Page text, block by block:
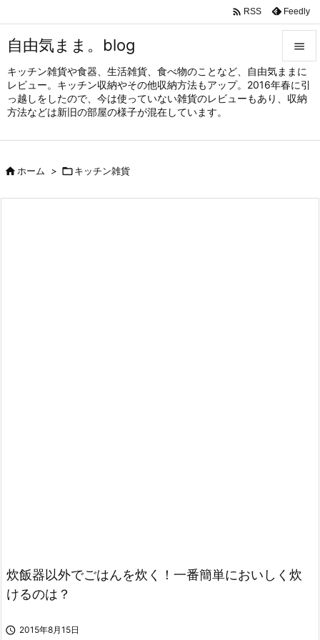
自由気まま。blog
キッチン雑貨や食器、生活雑貨、食べ物のことなど、自由気ままに
レビュー。キッチン収納やその他収納方法もアップ。2016年春に引
っ越しをしたので、今は使っていない雑貨のレビューもあり、収納
方法などは新旧の部屋の様子が混在しています。


メニュ
次へ
 RSS Feedly
ホーム > キッチン雑貨
炊飯器以外でごはんを炊く！一番簡単においしく炊
けるのは？
 2015年8月15日